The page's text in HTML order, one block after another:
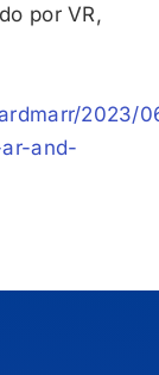
por VR,
2023/
and-